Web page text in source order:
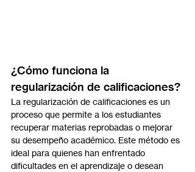
¿Cómo funciona la
regularización de calificaciones?
La regularización de calificaciones es un
proceso que permite a los estudiantes
recuperar materias reprobadas o mejorar
su desempeño académico. Este método es
ideal para quienes han enfrentado
dificultades en el aprendizaje o desean